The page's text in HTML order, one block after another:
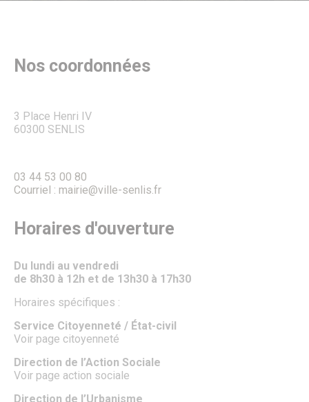
Nos coordonnées
3 Place Henri IV
60300 SENLIS
03 44 53 00 80
Courriel : mairie@ville-senlis.fr
Horaires d'ouverture
Du lundi au vendredi
de 8h30 à 12h et de 13h30 à 17h30
Horaires spécifiques :
Service Citoyenneté / État-civil
Voir page citoyenneté
Direction de l’Action Sociale
Voir page action sociale
Direction de l’Urbanisme